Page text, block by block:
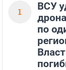
1
ВСУ
по